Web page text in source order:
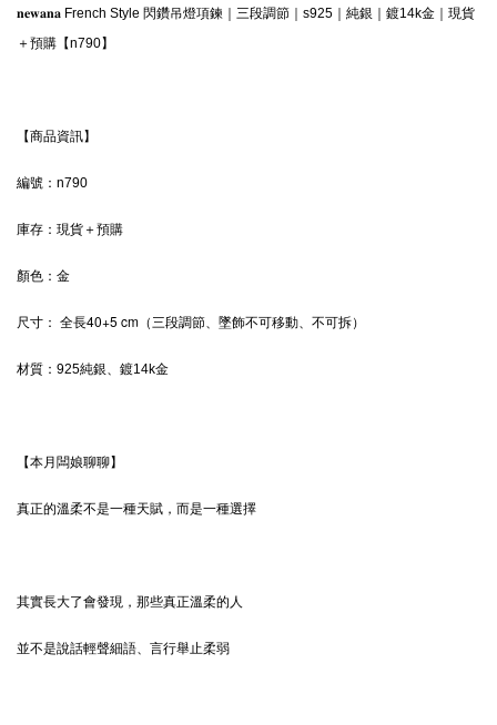
𝐧𝐞𝐰𝐚𝐧𝐚 French Style 閃鑽吊燈項鍊｜三段調節｜s925｜純銀｜鍍14k金｜現貨
＋預購【n790】
【商品資訊】
編號：n790
庫存：現貨＋預購
顏色： 金
尺寸： 全長40+5 cm（三段調節、墜飾不可移動、不可拆）
材質： 925純銀、鍍14k金
【本月闆娘聊聊】
真正的溫柔不是一種天賦，而是一種選擇
其實長大了會發現，那些真正溫柔的人
並不是說話輕聲細語、言行舉止柔弱